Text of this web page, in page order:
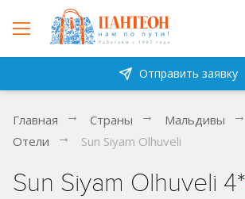
Отправить заявку
Главная Страны Мальдивы
Отели
Sun Siyam Olhuveli
Sun Siyam Olhuveli 4*